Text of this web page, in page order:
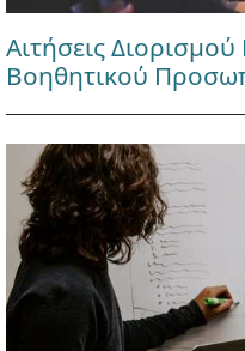
Αιτήσεις
Βοηθητικού